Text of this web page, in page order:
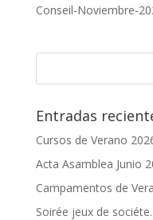
Conseil-Noviembre-
Entradas
Cursos de Verano
Acta Asamblea Junio
Campamentos de
Soirée jeux de